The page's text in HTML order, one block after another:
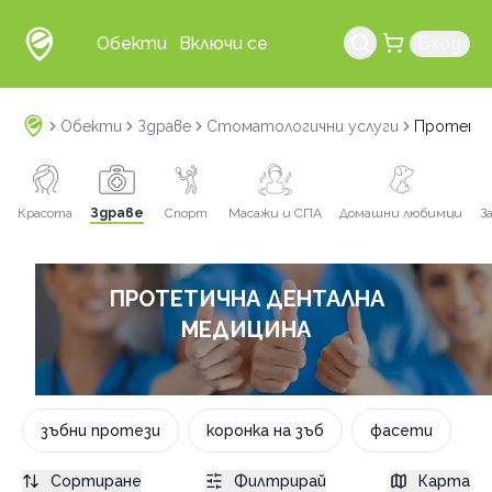
Обекти Включи се
Обекти Здраве Стоматологични услуги
Красота Здраве Спорт Масажи и СПА Домашни любимци
ПРОТЕТИЧНА ДЕНТАЛНА
МЕДИЦИНА
зъбни протези коронка на зъб фасети
Сортиране Филтрирай Карта